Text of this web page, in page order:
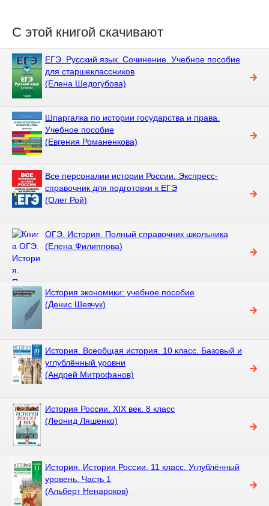
С этой книгой скачивают
ЕГЭ. Русский язык. Сочинение. Учебное пособие
для старшеклассников
(Елена Шедогубова)
Шпаргалка по истории государства и права.
Учебное пособие
(Евгения Романенкова)
Все персоналии истории России. Экспресс-
справочник для подготовки к ЕГЭ
(Олег Рой)
ОГЭ. История. Полный справочник школьника
(Елена Филиппова)
История экономики: учебное пособие
(Денис Шевчук)
История. Всеобщая история. 10 класс. Базовый и
углублённый уровни
(Андрей Митрофанов)
История России. XIX век. 8 класс
(Леонид Ляшенко)
История. История России. 11 класс. Углублённый
уровень. Часть 1
(Альберт Ненароков)